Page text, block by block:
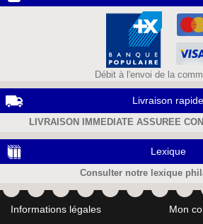
Débit à l'envoi de la
Livraison rapide
LIVRAISON IMMEDIATE ASSUREE
Lexique
Consulter notre lexique
Informations légales Mon